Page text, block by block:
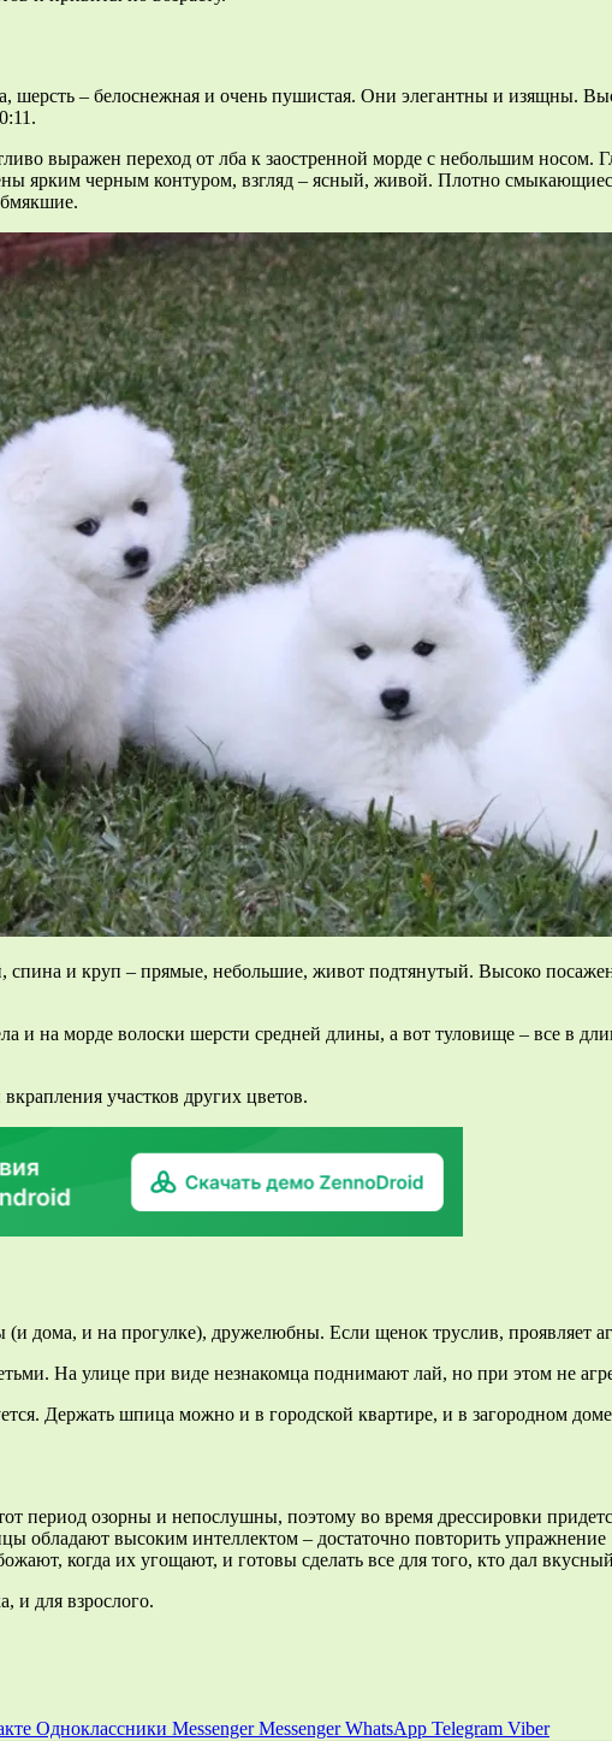
– белоснежная и очень пушистая. Они элегантны и изящны.
выражен переход от лба к заостренной морде с небольшим носом.
ярким черным контуром, взгляд – ясный, живой. Плотно
и круп – прямые, небольшие, живот подтянутый. Высоко
и на морде волоски шерсти средней длины, а вот туловище – все в
участков других цветов.
и на прогулке), дружелюбны. Если щенок труслив, проявляет
На улице при виде незнакомца поднимают лай, но при этом не
Держать шпица можно и в городской квартире, и в загородном
период озорны и непослушны, поэтому во время дрессировки
обладают высоким интеллектом – достаточно повторить
когда их угощают, и готовы сделать все для того, кто дал
и для взрослого.
Одноклассники Messenger Messenger WhatsApp Telegram Viber